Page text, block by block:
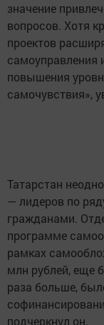
значение
вопросов. Хотя
проектов
самоуправления
повышения
самочувствия»,
Татарстан
— лидеров по
гражданами.
программе
рамках
млн рублей, еще
раза больше,
подчеркнул он.